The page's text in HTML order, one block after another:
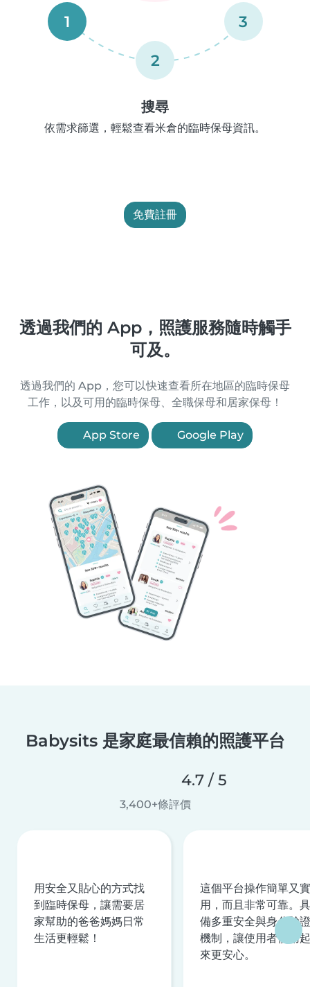
1
2
3
搜尋
依需求篩選，輕鬆查看米倉的臨時保母資訊。
免費註冊
透過我們的 App，照護服務隨時觸手
可及。
透過我們的 App，您可以快速查看所在地區的臨時保母
工作，以及可用的臨時保母、全職保母和居家保母！
App Store Google Play
Babysits 是家庭最信賴的照護平台
4.7 / 5
3,400+條評價
用安全又貼心的方式找
到臨時保母，讓需要居
家幫助的爸爸媽媽日常
生活更輕鬆！
這個平台操作簡單又實
用，而且非常可靠。具
備多重安全與身分驗證
機制，讓使用者使用起
來更安心。